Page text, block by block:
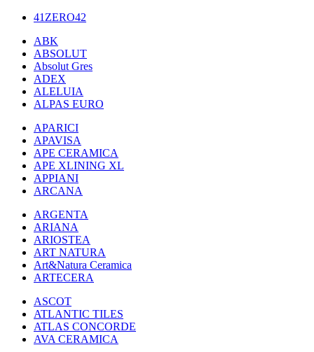
41ZERO42
ABK
ABSOLUT
Absolut Gres
ADEX
ALELUIA
ALPAS EURO
APARICI
APAVISA
APE CERAMICA
APE XLINING XL
APPIANI
ARCANA
ARGENTA
ARIANA
ARIOSTEA
ART NATURA
Art&Natura Ceramica
ARTECERA
ASCOT
ATLANTIC TILES
ATLAS CONCORDE
AVA CERAMICA